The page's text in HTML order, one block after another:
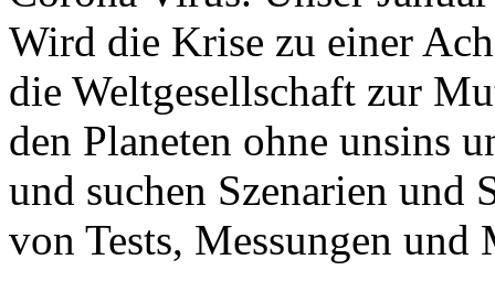
Wird die Krise zu einer
die Weltgesellschaft zur
den Planeten ohne unsins
und suchen Szenarien und
von Tests, Messungen und